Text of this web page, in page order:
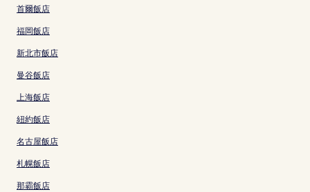
首爾飯店
福岡飯店
新北市飯店
曼谷飯店
上海飯店
紐約飯店
名古屋飯店
札幌飯店
那霸飯店